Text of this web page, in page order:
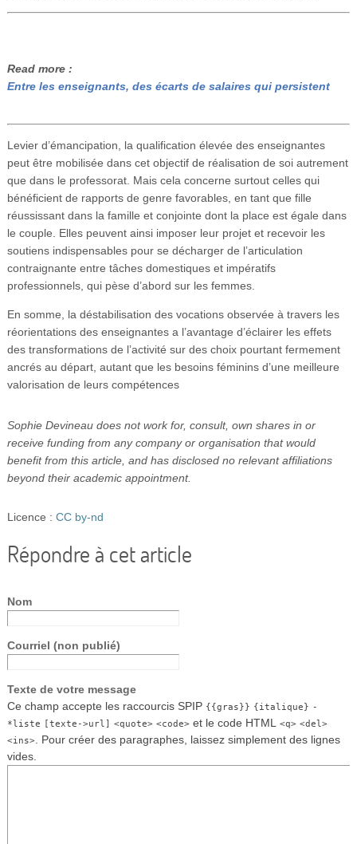
Read more :
Entre les enseignants, des écarts de salaires qui persistent
Levier d’émancipation, la qualification élevée des enseignantes
peut être mobilisée dans cet objectif de réalisation de soi autrement
que dans le professorat. Mais cela concerne surtout celles qui
bénéficient de rapports de genre favorables, en tant que fille
réussissant dans la famille et conjointe dont la place est égale dans
le couple. Elles peuvent ainsi imposer leur projet et recevoir les
soutiens indispensables pour se décharger de l’articulation
contraignante entre tâches domestiques et impératifs
professionnels, qui pèse d’abord sur les femmes.
En somme, la déstabilisation des vocations observée à travers les
réorientations des enseignantes a l’avantage d’éclairer les effets
des transformations de l’activité sur des choix pourtant fermement
ancrés au départ, autant que les besoins féminins d’une meilleure
valorisation de leurs compétences
Sophie Devineau does not work for, consult, own shares in or
receive funding from any company or organisation that would
benefit from this article, and has disclosed no relevant affiliations
beyond their academic appointment.
Licence : CC by-nd
Répondre à cet article
Nom
Courriel (non publié)
Texte de votre message
Ce champ accepte les raccourcis SPIP {{gras}} {italique} -
*liste [texte->url] <quote> <code>et le code HTML <q> <del>
<ins>. Pour créer des paragraphes, laissez simplement des lignes
vides.